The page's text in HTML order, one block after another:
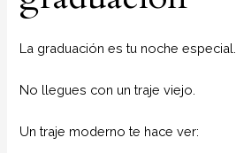
La graduación es tu noche especial.
No llegues con un traje viejo.
Un traje moderno te hace ver: